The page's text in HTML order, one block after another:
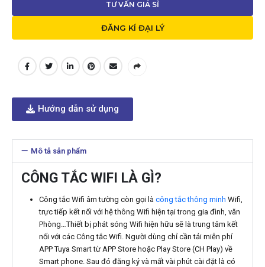
TƯ VẤN GIÁ SỈ
ĐĂNG KÍ ĐẠI LÝ
Hướng dẫn sử dụng
Mô tả sản phẩm
CÔNG TẮC WIFI LÀ GÌ?
Công tắc Wifi âm tường còn gọi là công tắc thông minh Wifi,
trực tiếp kết nối với hệ thông Wifi hiện tại trong gia đình, văn
Phòng…Thiết bị phát sóng Wifi hiện hữu sẽ là trung tâm kết
nối với các Công tắc Wifi. Người dùng chỉ cần tải miễn phí
APP Tuya Smart từ APP Store hoặc Play Store (CH Play) về
Smart phone. Sau đó đăng ký và mất vài phút cài đặt là có